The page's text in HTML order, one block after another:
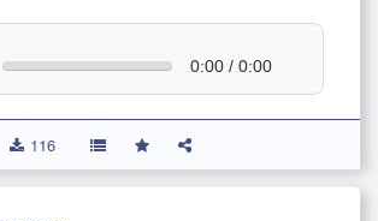
0:00 / 0:00
116